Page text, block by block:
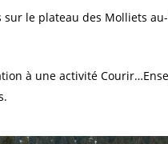
le plateau des Molliets
à une activité